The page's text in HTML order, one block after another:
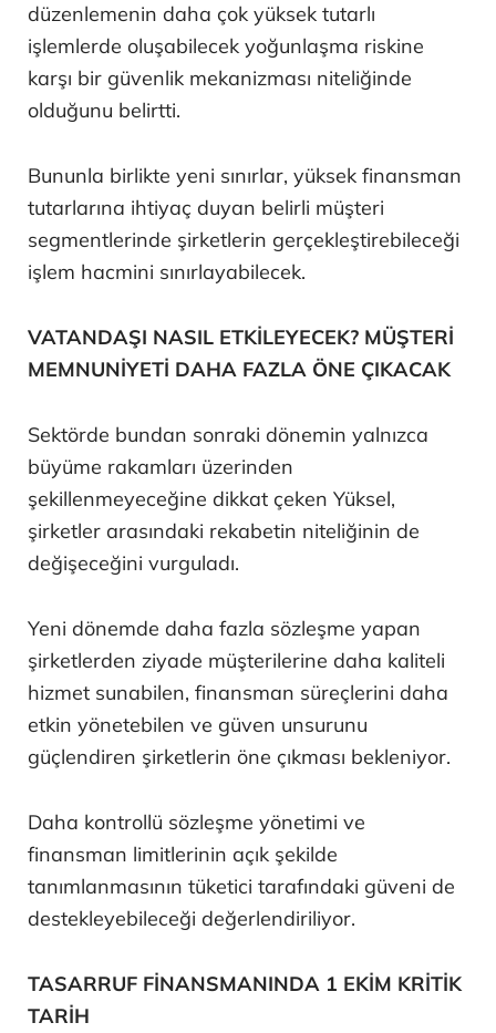
düzenlemenin daha çok yüksek tutarlı
işlemlerde oluşabilecek yoğunlaşma riskine
karşı bir güvenlik mekanizması niteliğinde
olduğunu belirtti.
Bununla birlikte yeni sınırlar, yüksek finansman
tutarlarına ihtiyaç duyan belirli müşteri
segmentlerinde şirketlerin gerçekleştirebileceği
işlem hacmini sınırlayabilecek.
VATANDAŞI NASIL ETKİLEYECEK? MÜŞTERİ
MEMNUNİYETİ DAHA FAZLA ÖNE ÇIKACAK
Sektörde bundan sonraki dönemin yalnızca
büyüme rakamları üzerinden
şekillenmeyeceğine dikkat çeken Yüksel,
şirketler arasındaki rekabetin niteliğinin de
değişeceğini vurguladı.
Yeni dönemde daha fazla sözleşme yapan
şirketlerden ziyade müşterilerine daha kaliteli
hizmet sunabilen, finansman süreçlerini daha
etkin yönetebilen ve güven unsurunu
güçlendiren şirketlerin öne çıkması bekleniyor.
Daha kontrollü sözleşme yönetimi ve
finansman limitlerinin açık şekilde
tanımlanmasının tüketici tarafındaki güveni de
destekleyebileceği değerlendiriliyor.
TASARRUF FİNANSMANINDA 1 EKİM KRİTİK
TARİH